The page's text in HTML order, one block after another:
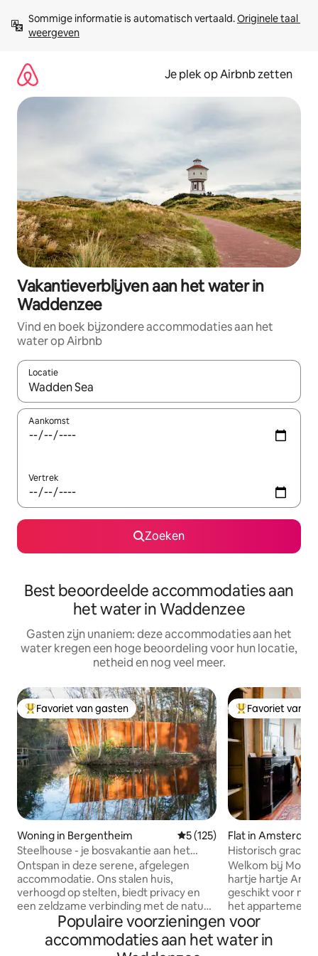
direct
naar
Sommige informatie is automatisch vertaald. Originele taal
weergeven
Je plek op Airbnb zetten
Vakantieverblijven aan het water in
Waddenzee
Vind en boek bijzondere accommodaties aan het
water op Airbnb
Locatie
Wanneer er resultaten beschikbaar zijn, maak je een keuze
Aankomst
Vertrek
Zoeken
Best beoordeelde accommodaties aan
het water in Waddenzee
Gasten zijn unaniem: deze accommodaties aan het
water kregen een hoge beoordeling voor hun locatie,
netheid en nog veel meer.
Topfavoriet van gasten
Favoriet van gasten
Woning in Bergentheim Gemiddelde beoordeling
5 (125)
Steelhouse - je bosvakantie aan het
meer
Ontspan in deze serene, afgelegen
accommodatie. Ons stalen huis,
verhoogd op stelten, biedt privacy en
een zeldzame verbinding met de natuur.
Ontspan in de sauna voor een rustig
toevluchtsoord. Op het hoogste punt
over het water houdt een zithoek met
Topfavoriet van
Favoriet van
Flat in Amsterdam
Historisch
Jordaan!
Welkom bij
hartje hartje
geschikt voor
het appartement,
ons
slaapbank in de
Populaire voorzieningen voor
accommodaties aan het water in